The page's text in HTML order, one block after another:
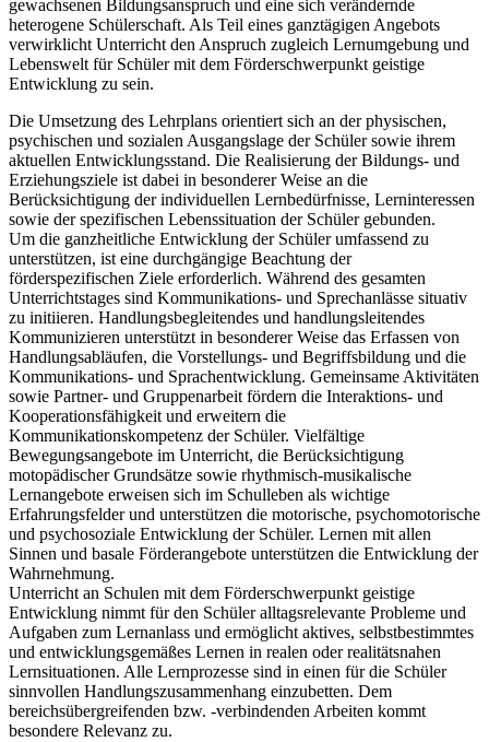
gewachsenen Bildungsanspruch und eine sich verändernde
heterogene Schülerschaft. Als Teil eines ganztägigen Angebots
verwirklicht Unterricht den Anspruch zugleich Lernumgebung und
Lebenswelt für Schüler mit dem Förderschwerpunkt geistige
Entwicklung zu sein.
Die Umsetzung des Lehrplans orientiert sich an der physischen,
psychischen und sozialen Ausgangslage der Schüler sowie ihrem
aktuellen Entwicklungsstand. Die Realisierung der Bildungs- und
Erziehungsziele ist dabei in besonderer Weise an die
Berücksichtigung der individuellen Lernbedürfnisse, Lerninteressen
sowie der spezifischen Lebenssituation der Schüler gebunden.
Um die ganzheitliche Entwicklung der Schüler umfassend zu
unterstützen, ist eine durchgängige Beachtung der
förderspezifischen Ziele erforderlich. Während des gesamten
Unterrichtstages sind Kommunikations- und Sprechanlässe situativ
zu initiieren. Handlungsbegleitendes und handlungsleitendes
Kommunizieren unterstützt in besonderer Weise das Erfassen von
Handlungsabläufen, die Vorstellungs- und Begriffsbildung und die
Kommunikations- und Sprachentwicklung. Gemeinsame Aktivitäten
sowie Partner- und Gruppenarbeit fördern die Interaktions- und
Kooperationsfähigkeit und erweitern die
Kommunikationskompetenz der Schüler. Vielfältige
Bewegungsangebote im Unterricht, die Berücksichtigung
motopädischer Grundsätze sowie rhythmisch-musikalische
Lernangebote erweisen sich im Schulleben als wichtige
Erfahrungsfelder und unterstützen die motorische, psychomotorische
und psychosoziale Entwicklung der Schüler. Lernen mit allen
Sinnen und basale Förderangebote unterstützen die Entwicklung der
Wahrnehmung.
Unterricht an Schulen mit dem Förderschwerpunkt geistige
Entwicklung nimmt für den Schüler alltagsrelevante Probleme und
Aufgaben zum Lernanlass und ermöglicht aktives, selbstbestimmtes
und entwicklungsgemäßes Lernen in realen oder realitätsnahen
Lernsituationen. Alle Lernprozesse sind in einen für die Schüler
sinnvollen Handlungszusammenhang einzubetten. Dem
bereichsübergreifenden bzw. -verbindenden Arbeiten kommt
besondere Relevanz zu.